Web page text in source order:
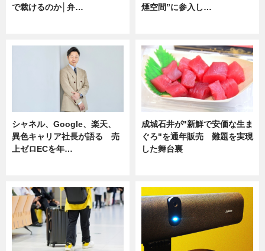
で裁けるのか│弁…
煙空間”に参入し…
シャネル、Google、楽天、
異色キャリア社長が語る 売
上ゼロECを年…
成城石井が"新鮮で安価な生ま
ぐろ"を通年販売 難題を実現
した舞台裏